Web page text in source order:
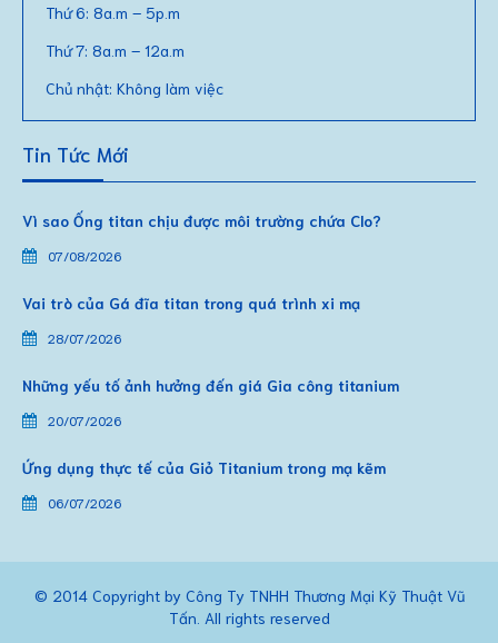
Thứ 6: 8a.m – 5p.m
Thứ 7: 8a.m – 12a.m
Chủ nhật: Không làm việc
Tin Tức Mới
Vì sao Ống titan chịu được môi trường chứa Clo?
07/08/2026
Vai trò của Gá đĩa titan trong quá trình xi mạ
28/07/2026
Những yếu tố ảnh hưởng đến giá Gia công titanium
20/07/2026
Ứng dụng thực tế của Giỏ Titanium trong mạ kẽm
06/07/2026
© 2014 Copyright by Công Ty TNHH Thương Mại Kỹ Thuật Vũ
Tấn. All rights reserved